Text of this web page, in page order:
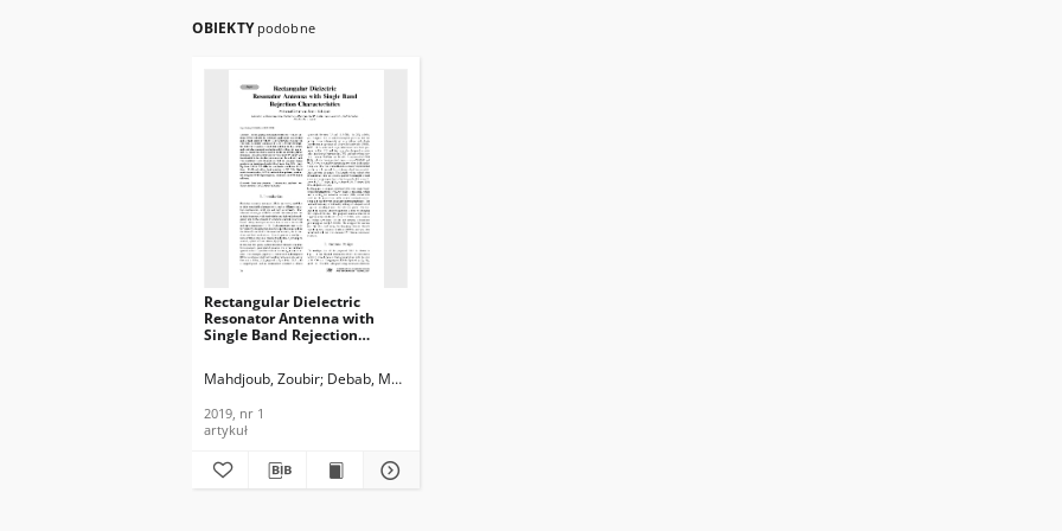
OBIEKTY podobne
Rectangular Dielectric
Resonator Antenna with
Single Band Rejection
Information Technology,
Mahdjoub, Zoubir Debab, Mohamed
2019, nr 1
artykuł